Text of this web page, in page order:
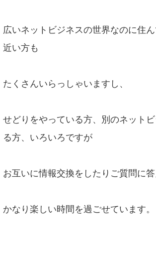
広いネットビジネスの世界なのに住
近い方も
たくさんいらっしゃいますし、
せどりをやっている方、別のネット
る方、いろいろですが
お互いに情報交換をしたりご質問に
かなり楽しい時間を過ごせています。